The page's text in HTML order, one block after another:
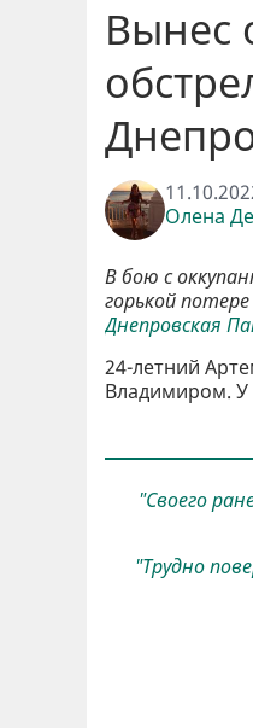
Вынес
Олена
В бою с
горькой
Днепровская
24-летний
Владимиром.
"Своего
"Трудно